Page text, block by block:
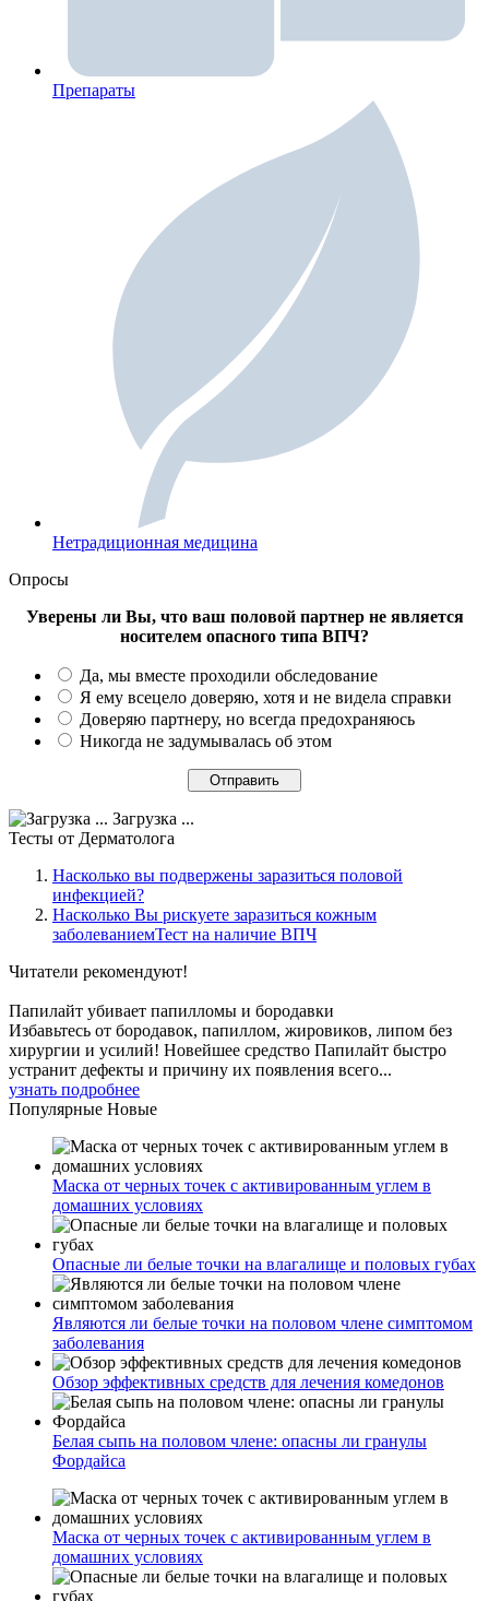
Препараты
Нетрадиционная медицина
Опросы
Уверены ли Вы, что ваш половой партнер не является
носителем опасного типа ВПЧ?
Да, мы вместе проходили обследование
Я ему всецело доверяю, хотя и не видела справки
Доверяю партнеру, но всегда предохраняюсь
Никогда не задумывалась об этом
Загрузка ...
Тесты от Дерматолога
Насколько вы подвержены заразиться половой
инфекцией?
Насколько Вы рискуете заразиться кожным
заболеваниемТест на наличие ВПЧ
Читатели рекомендуют!
Папилайт убивает папилломы и бородавки
Избавьтесь от бородавок, папиллом, жировиков, липом без
хирургии и усилий! Новейшее средство Папилайт быстро
устранит дефекты и причину их появления всего...
узнать подробнее
Популярные Новые
Маска от черных точек с активированным углем в
домашних условиях
Опасные ли белые точки на влагалище и половых губах
Являются ли белые точки на половом члене симптомом
заболевания
Обзор эффективных средств для лечения комедонов
Белая сыпь на половом члене: опасны ли гранулы
Фордайса
Маска от черных точек с активированным углем в
домашних условиях